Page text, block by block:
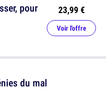
du mal
pour
23,99 €
Voir l'offre